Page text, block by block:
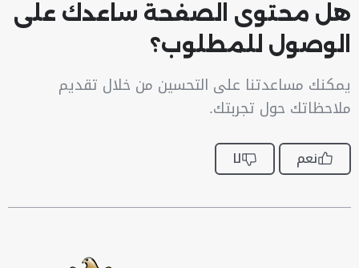
هل محتوى الصفحة ساعدك على
الوصول للمطلوب؟
يمكنك مساعدتنا على التحسين من خلال تقديم
ملاحظاتك حول تجربتك.
نعم لا